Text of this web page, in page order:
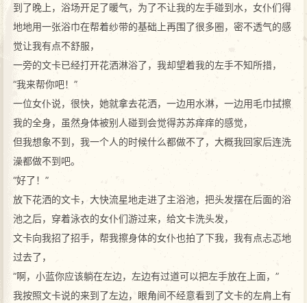
到了晚上，浴场开足了暖气，为了不让我的左手碰到水，女仆们得
地地用一张浴巾在帮着纱带的基础上再围了很多圈，密不透气的感
觉让我有点不舒服，
一旁的文卡已经打开花洒淋浴了，我却望着我的左手不知所措，
“我来帮你吧！”
一位女仆说，很快，她就拿去花洒，一边用水淋，一边用毛巾拭擦
我的全身，虽然身体被别人碰到会觉得苏苏痒痒的感觉，
但我想象不到，我一个人的时候什么都做不了，大概我回家后连洗
澡都做不到吧。
“好了！”
放下花洒的文卡，大快流星地走进了主浴池，把头发摆在后面的浴
池之后，穿着泳衣的女仆们游过来，给文卡洗头发，
文卡向我招了招手，帮我擦身体的女仆也拍了下我，我有点忐忑地
过去了，
“啊，小蓝你应该躺在左边，左边有过道可以把左手放在上面，”
我按照文卡说的来到了左边，眼角间不经意看到了文卡的左肩上有